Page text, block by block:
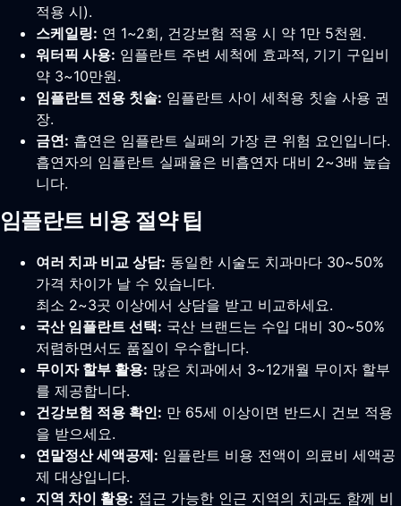
적용 시).
스케일링: 연 1~2회, 건강보험 적용 시 약 1만 5천원.
워터픽 사용: 임플란트 주변 세척에 효과적, 기기 구입비
약 3~10만원.
임플란트 전용 칫솔: 임플란트 사이 세척용 칫솔 사용 권
장.
금연: 흡연은 임플란트 실패의 가장 큰 위험 요인입니다.
흡연자의 임플란트 실패율은 비흡연자 대비 2~3배 높습
니다.
임플란트 비용 절약 팁
여러 치과 비교 상담: 동일한 시술도 치과마다 30~50%
가격 차이가 날 수 있습니다.
최소 2~3곳 이상에서 상담을 받고 비교하세요.
국산 임플란트 선택: 국산 브랜드는 수입 대비 30~50%
저렴하면서도 품질이 우수합니다.
무이자 할부 활용: 많은 치과에서 3~12개월 무이자 할부
를 제공합니다.
건강보험 적용 확인: 만 65세 이상이면 반드시 건보 적용
을 받으세요.
연말정산 세액공제: 임플란트 비용 전액이 의료비 세액공
제 대상입니다.
지역 차이 활용: 접근 가능한 인근 지역의 치과도 함께 비